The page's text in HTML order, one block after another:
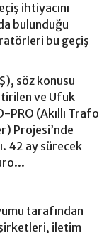
ihtiyacını
bulunduğu
bu geçiş
söz konusu
ve Ufuk
PRO (Akıllı Trafo
Projesi’nde
42 ay sürecek
tarafından
iletim